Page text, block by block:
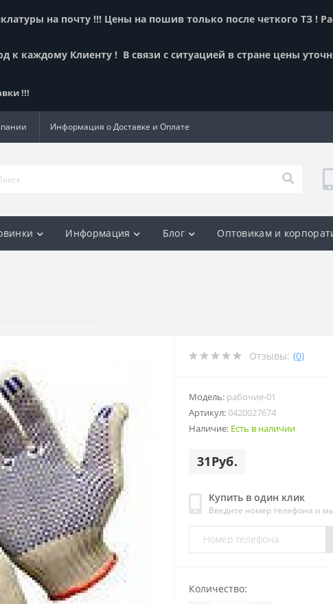
на почту !!! Цены на пошив только после четкого ТЗ !
к каждому Клиенту ! В связи с ситуацией в стране цены
!!!
Информация о Доставке и Оплате
Информация Блог Оптовикам и
Отзывы: (0)
Модель: рабочие-01
Артикул:0420027674
Наличие: Есть в наличии
31Руб.
Купить в один клик
Введите номер телефона и
Количество: